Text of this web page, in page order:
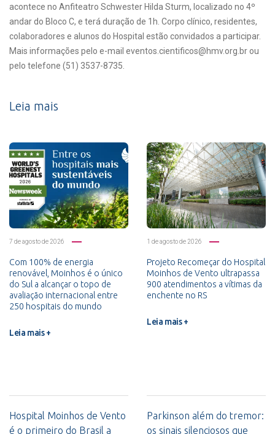
acontece no Anfiteatro Schwester Hilda Sturm, localizado no 4º
andar do Bloco C, e terá duração de 1h. Corpo clínico, residentes,
colaboradores e alunos do Hospital estão convidados a participar.
Mais informações pelo e-mail eventos.cientificos@hmv.org.br ou
pelo telefone (51) 3537-8735.
Leia mais
7 de agosto de 2026
Com 100% de energia
renovável, Moinhos é o único
do Sul a alcançar o topo de
avaliação internacional entre
250 hospitais do mundo
Leia mais +
1 de agosto de 2026
Projeto Recomeçar do Hospital
Moinhos de Vento ultrapassa
900 atendimentos a vítimas da
enchente no RS
Leia mais +
Hospital Moinhos de Vento
é o primeiro do Brasil a
Parkinson além do tremor:
os sinais silenciosos que